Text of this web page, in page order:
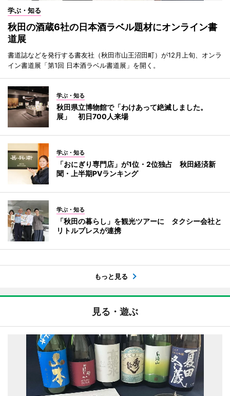
学ぶ・知る
秋田の酒蔵6社の日本酒ラベル題材にオンライン書
道展
書道誌などを発行する書友社（秋田市山王沼田町）が12月上旬、オンラ
イン書道展「第1回 日本酒ラベル書道展」を開く。
学ぶ・知る
秋田県立博物館で「わけあって絶滅しました。
展」 初日700人来場
学ぶ・知る
「おにぎり専門店」が1位・2位独占 秋田経済新
聞・上半期PVランキング
学ぶ・知る
「秋田の暮らし」を観光ツアーに タクシー会社と
リトルプレスが連携
もっと見る
見る・遊ぶ